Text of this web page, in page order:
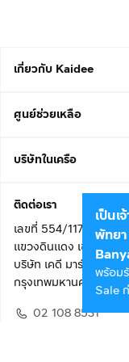
เกี่ยวกับ Kaidee
ศูนย์ช่วยเหลือ
บริษัทในเครือ
ติดต่อเรา
เลขที่ 554/117 อาคาร
แขวงดินแดง เขตดินแดง
บริษัท เคดี มาร์เก็ตเพล
กรุงเทพมหานคร 10400
02 108 8531
เป็นเ
พัทยา
พร้อม
Sale